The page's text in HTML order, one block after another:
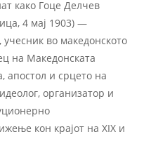
како Гоце Делчев
4 мај 1903) —
во македонското
на Македонската
апостол и срцето на
организатор и
кон крајот на XIX и